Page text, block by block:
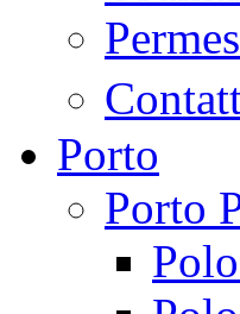
Porto
Porto